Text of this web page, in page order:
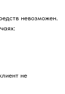
невозможен.
не